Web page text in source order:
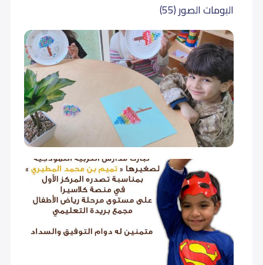
سادس إبتدائي (Grade 6)
أول متوسط (Grade 7) 15,500
15,500
ثاني متوسط (Grade 8) 15,500
15,500
ثالث متوسط (Grade 9) 15,500
15,500
أول ثانوي (Grade 10) 17,500
17,500
ثاني ثانوي (Grade 11) 17,500
ثالث ثانوي (Grade 12)
البومات الصور (55)